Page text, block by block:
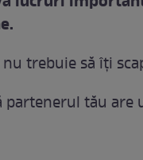
trebuie să îţi
partenerul tău are